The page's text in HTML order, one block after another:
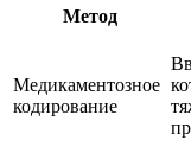
Метод
Медикаментозное
кодирование